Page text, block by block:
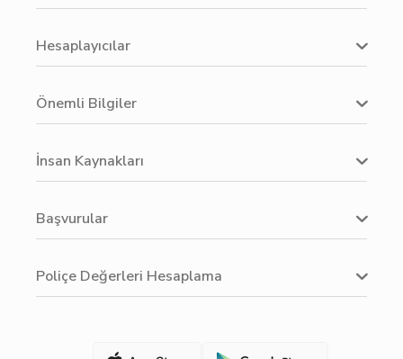
Hesaplayıcılar
Önemli Bilgiler
İnsan Kaynakları
Başvurular
Poliçe Değerleri Hesaplama